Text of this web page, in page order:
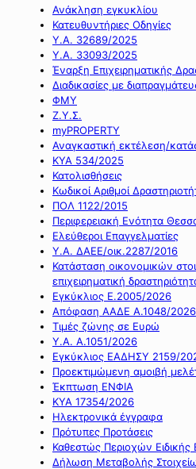
Ανάκληση εγκυκλίου
Κατευθυντήριες Οδηγίες
Υ.Α. 32689/2025
Υ.Α. 33093/2025
Έναρξη Επιχειρηματικής
Διαδικασίες με
ΦΜΥ
Ζ.Υ.Σ.
myPROPERTY
Αναγκαστική εκτέλεση/
ΚΥΑ 534/2025
Κατολισθήσεις
Κωδικοί Αριθμοί
ΠΟΛ 1122/2015
Περιφερειακή Ενότητα
Ελεύθεροι Επαγγελματίες
Υ.Α. ΔΑΕΕ/οικ.2287/2016
Κατάσταση οικονομικών
επιχειρηματική
Εγκύκλιος Ε.2005/2026
Απόφαση ΑΑΔΕ Α.1048/2026
Τιμές ζώνης σε Ευρώ
Υ.Α. Α.1051/2026
Εγκύκλιος ΕΑΔΗΣΥ 2159/
Προεκτιμώμενη αμοιβή
Έκπτωση ΕΝΦΙΑ
ΚΥΑ 17354/2026
Ηλεκτρονικά έγγραφα
Πρότυπες Προτάσεις
Καθεστώς Περιοχών Ειδικής
Δήλωση Μεταβολής